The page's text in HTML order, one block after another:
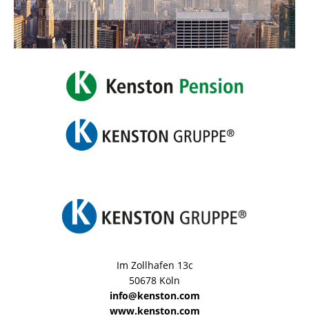
Im Zollhafen 13c
50678 Köln
info@kenston.com
www.kenston.com